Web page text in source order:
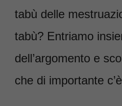
tabù delle
tabù? Entriamo
dell’argomento e
che di importante